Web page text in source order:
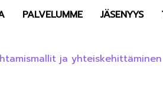
PALVELUMME JÄSENYYS
ja